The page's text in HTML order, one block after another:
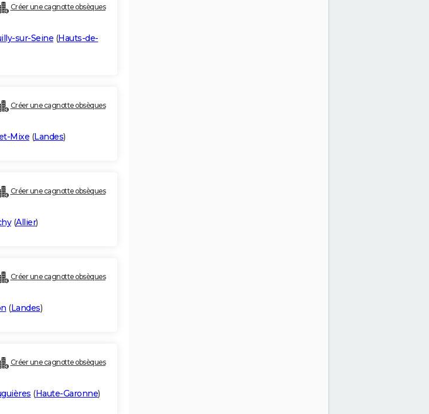
Créer une cagnotte obsèques
sur-Seine (Hauts-de-
Créer une cagnotte obsèques
Mixe (Landes)
Créer une cagnotte obsèques
(Allier)
Créer une cagnotte obsèques
(Landes)
Créer une cagnotte obsèques
(Haute-Garonne)